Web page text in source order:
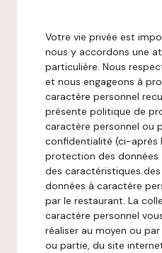
Votre vie privée est
nous y accordons une
particulière. Nous
et nous engageons à
caractère personnel
présente politique de
caractère personnel ou
confidentialité (ci-après
protection des données
des caractéristiques
données à caractère
par le restaurant. La
caractère personnel
réaliser au moyen ou
ou partie, du site